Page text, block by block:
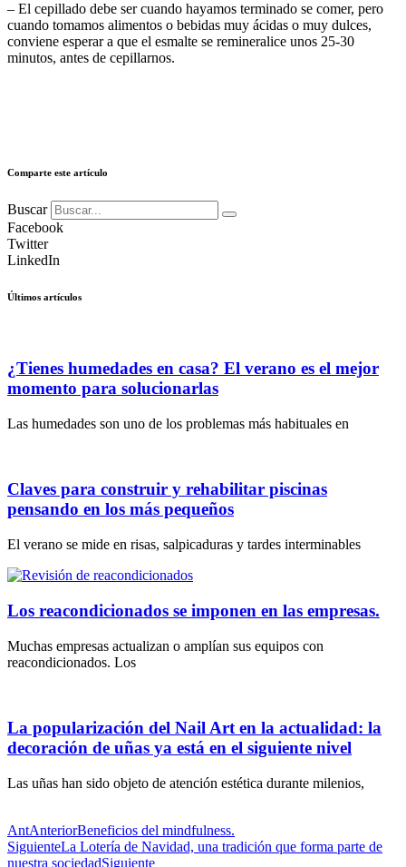
– El cepillado debe ser cuando hayamos terminado se comer, pero
cuando tomamos alimentos o bebidas muy ácidas o muy dulces,
conviene esperar a que el esmalte se remineralice unos 25-30
minutos, antes de cepillarnos.
Comparte este artículo
Buscar
Facebook
Twitter
LinkedIn
Últimos artículos
¿Tienes humedades en casa? El verano es el mejor
momento para solucionarlas
Las humedades son uno de los problemas más habituales en
Claves para construir y rehabilitar piscinas
pensando en los más pequeños
El verano se mide en risas, salpicaduras y tardes interminables
Los reacondicionados se imponen en las empresas.
Muchas empresas actualizan o amplían sus equipos con
reacondicionados. Los
La popularización del Nail Art en la actualidad: la
decoración de uñas ya está en el siguiente nivel
Las uñas han sido objeto de atención estética durante milenios,
AntAnteriorBeneficios del mindfulness.
SiguienteLa Lotería de Navidad, una tradición que forma parte de
nuestra sociedadSiguiente